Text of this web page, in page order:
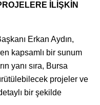
İLİŞKİN
Erkan Aydın,
kapsamlı bir sunum
yanı sıra, Bursa
projeler ve
bir şekilde